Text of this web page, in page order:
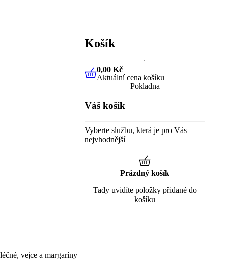
vejce a margaríny
Košík
0,00 KčAktuální cena košíku
0,00 Kč
Aktuální cena košíku
Pokladna
Váš košík
Vyberte službu, která je pro Vás
nejvhodnější
Prázdný košík
Tady uvidíte položky přidané do
košíku